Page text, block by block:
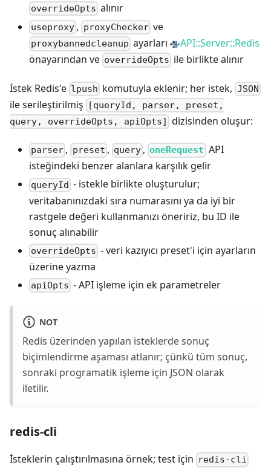
overrideOpts alınır
useproxy , proxyCheckerve
proxybannedcleanup ayarları
API::Server::Redis
önayarından ve overrideOpts ile birlikte alınır
İstek Redis'e lpush komutuyla eklenir; her istek, JSON
ile serileştirilmiş
[queryId, parser, preset,
query, overrideOpts, apiOpts] dizisinden oluşur:
parser , preset , query ,oneRequest API
isteğindeki benzer alanlara karşılık gelir
queryId - istekle birlikte oluşturulur;
veritabanınızdaki sıra numarasını ya da iyi bir
rastgele değeri kullanmanızı öneririz, bu ID ile
sonuç alınabilir
overrideOpts - veri kazıyıcı preset'i için ayarların
üzerine yazma
apiOpts - API işleme için ek parametreler
NOT
Redis üzerinden yapılan isteklerde sonuç
biçimlendirme aşaması atlanır; çünkü tüm sonuç,
sonraki programatik işleme için JSON olarak
iletilir.
redis-cli
İsteklerin çalıştırılmasına örnek; test için redis-cli